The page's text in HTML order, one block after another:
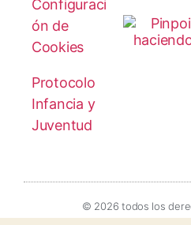
Configuraci
ón de
Cookies
Protocolo
Infancia y
Juventud
© 2026 todos los